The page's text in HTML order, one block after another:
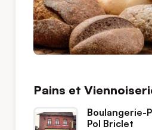
Pains et
Boulangerie-
Pol Briclet